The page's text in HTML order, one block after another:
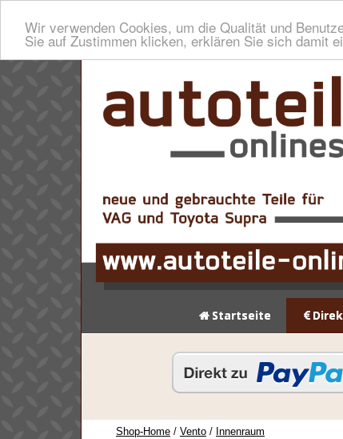
Wir verwenden Cookies, um die Qualität und
Sie auf Zustimmen klicken, erklären Sie sich damit
Startseite
Shop-Home / Vento / Innenraum